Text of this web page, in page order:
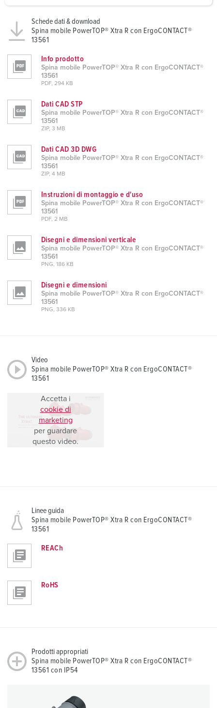
h
l
Schede dati & download
Spina mobile PowerTOP® Xtra R con ErgoCONTACT®
13561
Info prodotto
Spina mobile PowerTOP® Xtra R con ErgoCONTACT®
13561
PDF, 294 KB
Dati CAD STP
Spina mobile PowerTOP® Xtra R con ErgoCONTACT®
13561
ZIP, 3 MB
Dati CAD 3D DWG
Spina mobile PowerTOP® Xtra R con ErgoCONTACT®
13561
ZIP, 4 MB
Instruzioni di montaggio e d'uso
Spina mobile PowerTOP® Xtra R con ErgoCONTACT®
13561
PDF, 2 MB
Disegni e dimensioni verticale
Spina mobile PowerTOP® Xtra R con ErgoCONTACT®
13561
PNG, 186 KB
Disegni e dimensioni
Spina mobile PowerTOP® Xtra R con ErgoCONTACT®
13561
PNG, 336 KB
Video
Spina mobile PowerTOP® Xtra R con ErgoCONTACT®
13561
Accetta i
cookie di
marketing
per guardare
questo video.
Linee guida
Spina mobile PowerTOP® Xtra R con ErgoCONTACT®
13561
REACh
RoHS
Prodotti appropriati
Spina mobile PowerTOP® Xtra R con ErgoCONTACT®
13561 con IP54